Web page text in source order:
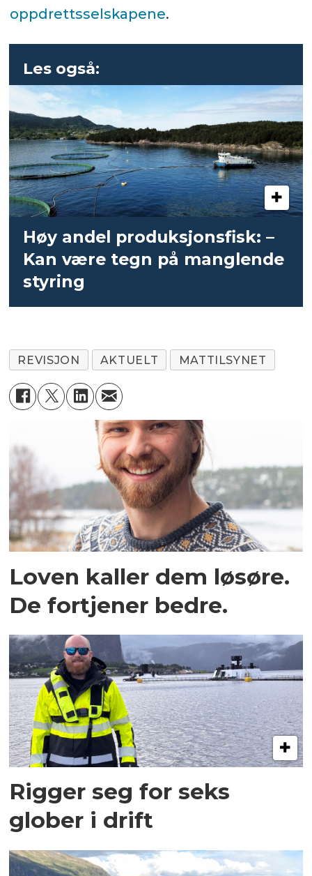
oppdrettsselskapene.
Les også:
Høy andel produksjonsfisk: –
Kan være tegn på manglende
styring
REVISJON AKTUELT MATTILSYNET
Loven kaller dem løsøre.
De fortjener bedre.
Rigger seg for seks
glober i drift